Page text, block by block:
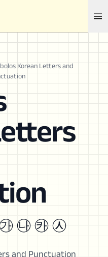
Korean Letters and
㉯ ㉸ ㉦
and Punctuation